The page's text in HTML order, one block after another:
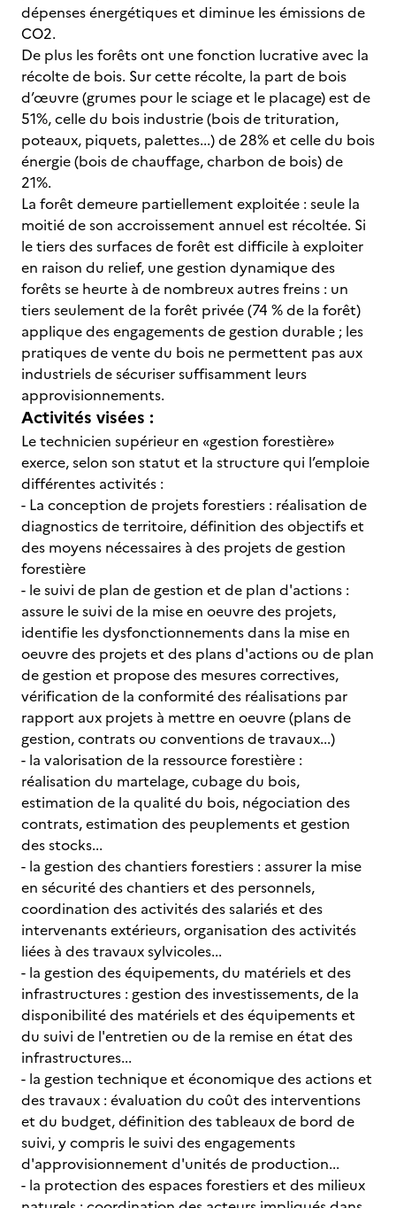
dépenses énergétiques et diminue les émissions de
CO2.
De plus les forêts ont une fonction lucrative avec la
récolte de bois. Sur cette récolte, la part de bois
d’œuvre (grumes pour le sciage et le placage) est de
51%, celle du bois industrie (bois de trituration,
poteaux, piquets, palettes...) de 28% et celle du bois
énergie (bois de chauffage, charbon de bois) de
21%.
La forêt demeure partiellement exploitée : seule la
moitié de son accroissement annuel est récoltée. Si
le tiers des surfaces de forêt est difficile à exploiter
en raison du relief, une gestion dynamique des
forêts se heurte à de nombreux autres freins : un
tiers seulement de la forêt privée (74 % de la forêt)
applique des engagements de gestion durable ; les
pratiques de vente du bois ne permettent pas aux
industriels de sécuriser suffisamment leurs
approvisionnements.
Activités visées :
Le technicien supérieur en «gestion forestière»
exerce, selon son statut et la structure qui l’emploie
différentes activités :
- La conception de projets forestiers : réalisation de
diagnostics de territoire, définition des objectifs et
des moyens nécessaires à des projets de gestion
forestière
- le suivi de plan de gestion et de plan d'actions :
assure le suivi de la mise en oeuvre des projets,
identifie les dysfonctionnements dans la mise en
oeuvre des projets et des plans d'actions ou de plan
de gestion et propose des mesures correctives,
vérification de la conformité des réalisations par
rapport aux projets à mettre en oeuvre (plans de
gestion, contrats ou conventions de travaux...)
- la valorisation de la ressource forestière :
réalisation du martelage, cubage du bois,
estimation de la qualité du bois, négociation des
contrats, estimation des peuplements et gestion
des stocks...
- la gestion des chantiers forestiers : assurer la mise
en sécurité des chantiers et des personnels,
coordination des activités des salariés et des
intervenants extérieurs, organisation des activités
liées à des travaux sylvicoles...
- la gestion des équipements, du matériels et des
infrastructures : gestion des investissements, de la
disponibilité des matériels et des équipements et
du suivi de l'entretien ou de la remise en état des
infrastructures...
- la gestion technique et économique des actions et
des travaux : évaluation du coût des interventions
et du budget, définition des tableaux de bord de
suivi, y compris le suivi des engagements
d'approvisionnement d'unités de production...
- la protection des espaces forestiers et des milieux